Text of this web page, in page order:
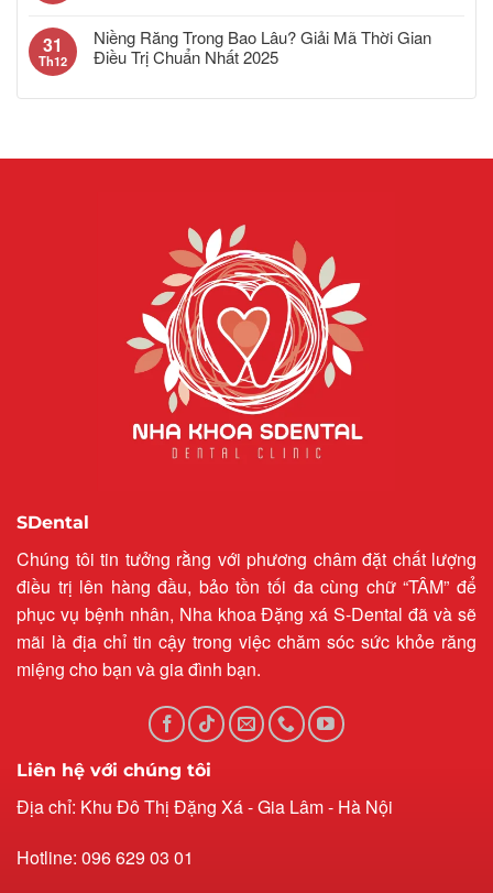
31
Th12
Niềng Răng Trong Bao Lâu? Giải Mã Thời Gian
Điều Trị Chuẩn Nhất 2025
SDental
Chúng tôi tin tưởng rằng với phương châm đặt chất lượng
điều trị lên hàng đầu, bảo tồn tối đa cùng chữ “TÂM” để
phục vụ bệnh nhân, Nha khoa Đặng xá S-Dental đã và sẽ
mãi là địa chỉ tin cậy trong việc chăm sóc sức khỏe răng
miệng cho bạn và gia đình bạn.
Liên hệ với chúng tôi
Địa chỉ: Khu Đô Thị Đặng Xá - Gia Lâm - Hà Nội
Hotline: 096 629 03 01